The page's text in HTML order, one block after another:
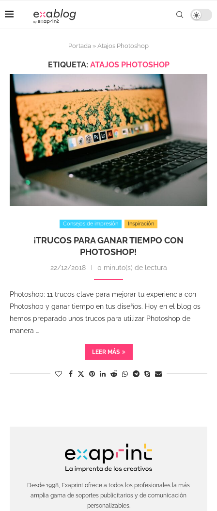
Portada » Atajos Photoshop
ETIQUETA: ATAJOS PHOTOSHOP
Consejos de impresión Inspiración
¡TRUCOS PARA GANAR TIEMPO CON
PHOTOSHOP!
22/12/2018 0 minuto(s) de lectura
Photoshop: 11 trucos clave para mejorar tu experiencia con
Photoshop y ganar tiempo en tus diseños. Hoy en el blog os
hemos preparado unos trucos para utilizar Photoshop de
manera …
LEER MÁS
Desde 1998, Exaprint ofrece a todos los profesionales la más
amplia gama de soportes publicitarios y de comunicación
personalizables.